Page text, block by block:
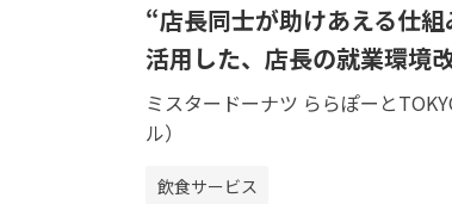
“店長同士が助けあえる仕
活用した、店長の就業環境
ミスタードーナツ ららぽーと
ル）
飲食サービス